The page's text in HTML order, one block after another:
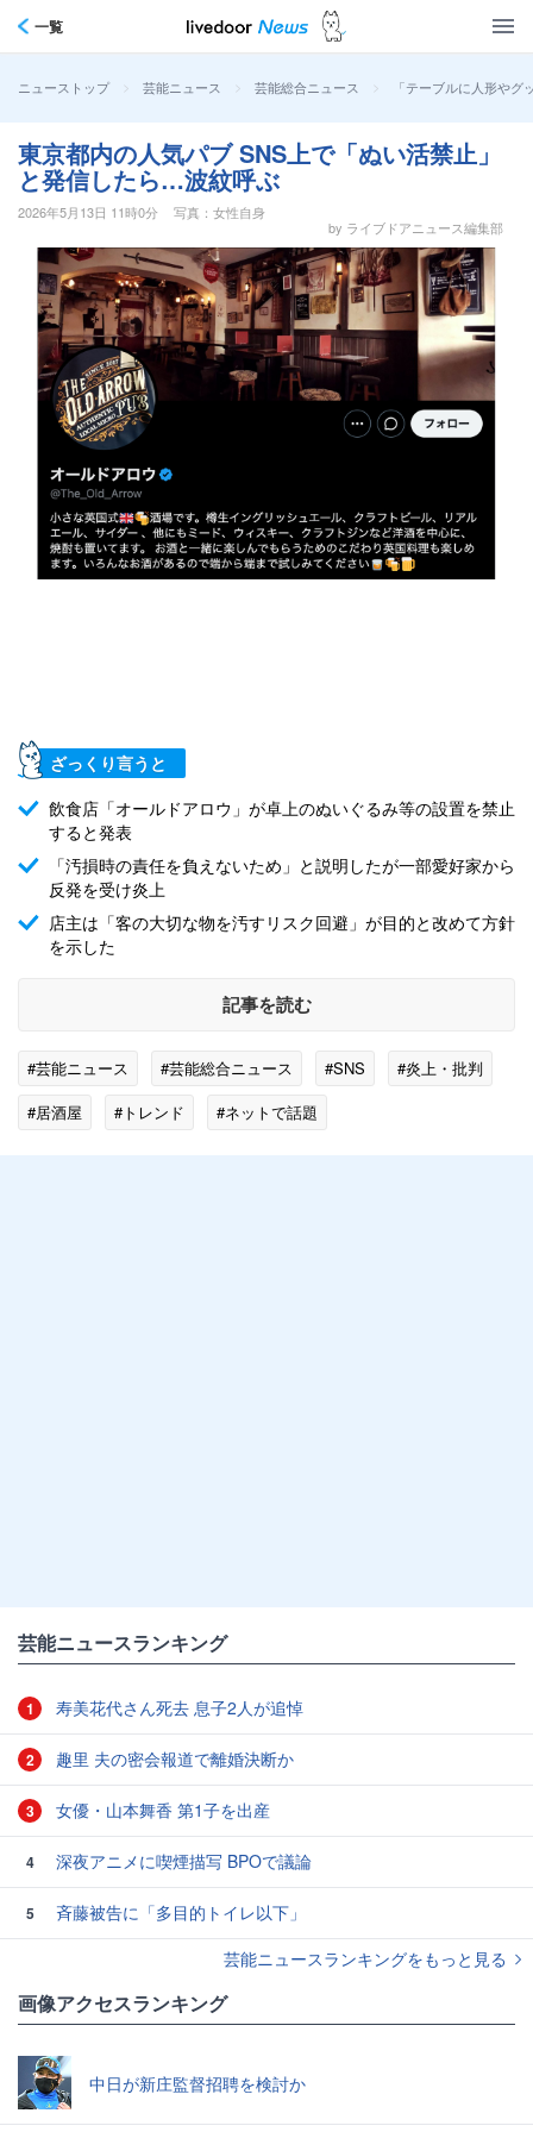
一覧
ニューストップ > 芸能ニュース > 芸能総合ニュース > 「テーブルに人形や
東京都内の人気パブ SNS上で「ぬい活禁止」
と発信したら…波紋呼ぶ
2026年5月13日 11時0分
写真：女性自身
by ライブドアニュース編集部
ざっくり言うと
飲食店「オールドアロウ」が卓上のぬいぐるみ等の設置を禁止
すると発表
「汚損時の責任を負えないため」と説明したが一部愛好家から
反発を受け炎上
店主は「客の大切な物を汚すリスク回避」が目的と改めて方針
を示した
記事を読む
#芸能ニュース #芸能総合ニュース #SNS
#炎上・批判
#居酒屋
#トレンド #ネットで話題
芸能ニュースランキング
1 寿美花代さん死去 息子2人が追悼
2 趣里 夫の密会報道で離婚決断か
3 女優・山本舞香 第1子を出産
4 深夜アニメに喫煙描写 BPOで議論
5
斉藤被告に「多目的トイレ以下」
芸能ニュースランキングをもっと見る
画像アクセスランキング
中日が新庄監督招聘を検討か